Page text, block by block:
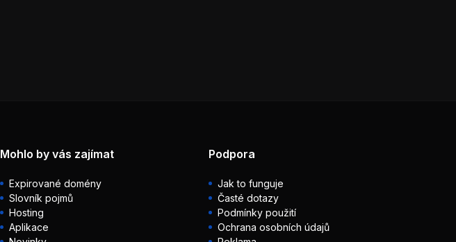
Mohlo by vás zajímat
Expirované domény
Slovník pojmů
Hosting
Aplikace
Podpora
Jak to funguje
Časté dotazy
Podmínky použití
Ochrana osobních údajů